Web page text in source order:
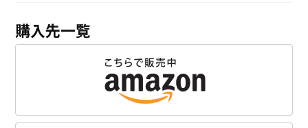
購入先一覧